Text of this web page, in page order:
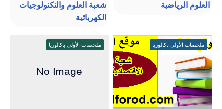
العلوم الرياضية
شعبة العلوم والتكنولوجيات
الكهربائية
ملخصات الأولى باكالوريا ملخصات الأولى باكالوريا